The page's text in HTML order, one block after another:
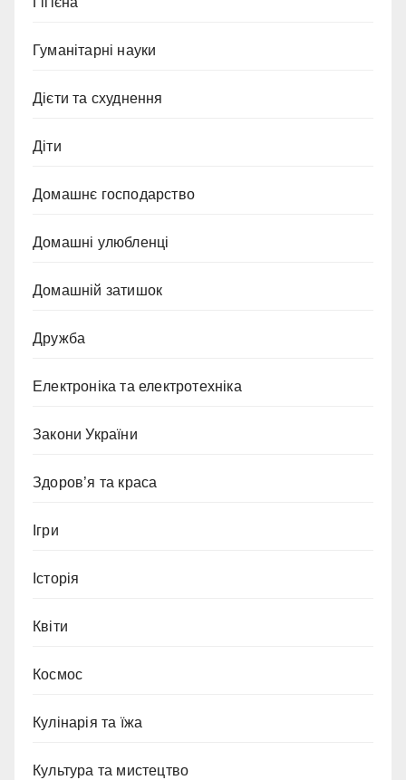
Гуманітарні науки
Дієти та схуднення
Діти
Домашнє господарство
Домашні улюбленці
Домашній затишок
Дружба
Електроніка та електротехніка
Закони України
Здоров’я та краса
Ігри
Історія
Квіти
Космос
Кулінарія та їжа
Культура та мистецтво